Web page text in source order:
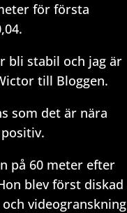
för första
bli stabil och jag är
till Bloggen.
som det är nära
på 60 meter efter
blev först diskad
videogranskning